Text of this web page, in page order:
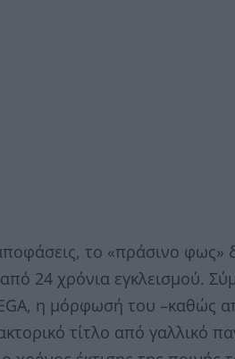
το «πράσινο φως»
24 χρόνια εγκλεισμού.
η μόρφωσή του –καθώς
τίτλο από γαλλικό